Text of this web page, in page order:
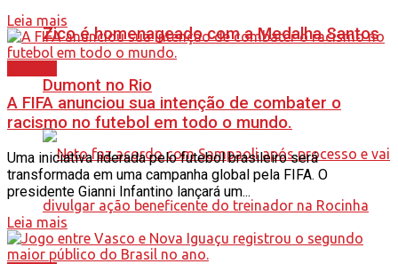
Zico é homenageado com a Medalha Santos
Dumont no Rio
Leia mais
A FIFA anunciou sua intenção de combater o
racismo no futebol em todo o mundo.
Uma iniciativa liderada pelo futebol brasileiro será
transformada em uma campanha global pela FIFA. O
presidente Gianni Infantino lançará um...
Leia mais